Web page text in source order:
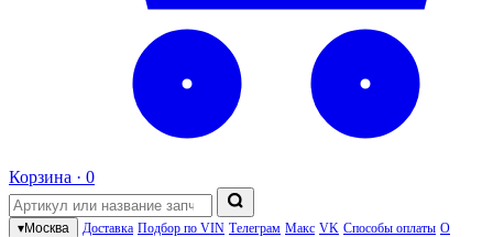
Корзина · 0
▾Москва Доставка Подбор по VIN Телеграм Макс VK Способы оплаты О